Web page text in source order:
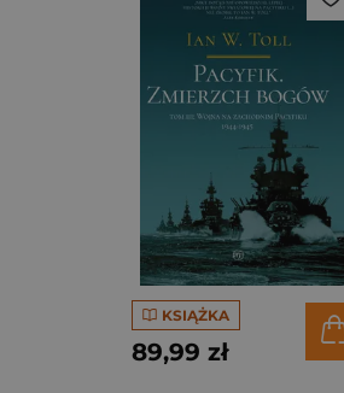
KSIĄŻKA
89,99 zł